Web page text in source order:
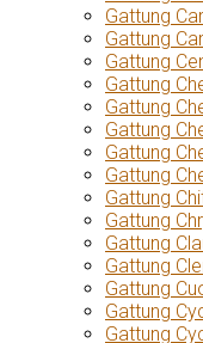
Gattung
Gattung
Gattung
Gattung
Gattung
Gattung
Gattung
Gattung
Gattung
Gattung
Gattung
Gattung
Gattung
Gattung
Gattung